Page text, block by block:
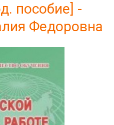
пособие] -
Федоровна